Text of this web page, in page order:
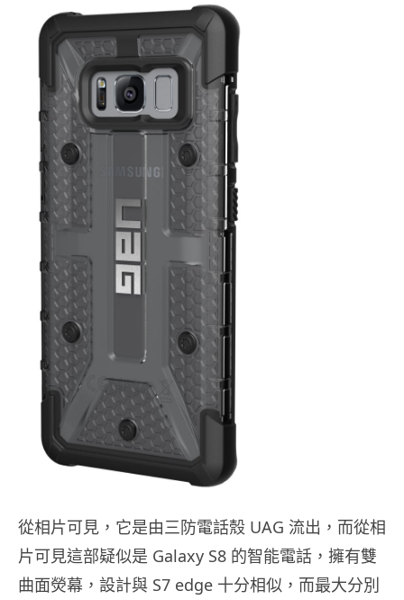
從相片可見，它是由三防電話殼 UAG 流出，而從相
片可見這部疑似是 Galaxy S8 的智能電話，擁有雙
曲面熒幕，設計與 S7 edge 十分相似，而最大分別